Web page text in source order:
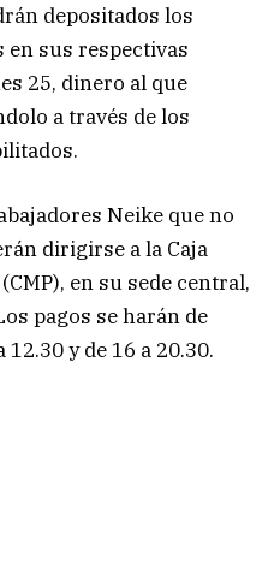
depositados los
sus respectivas
25, dinero al que
a través de los
Neike que no
dirigirse a la Caja
en su sede central,
pagos se harán de
y de 16 a 20.30.